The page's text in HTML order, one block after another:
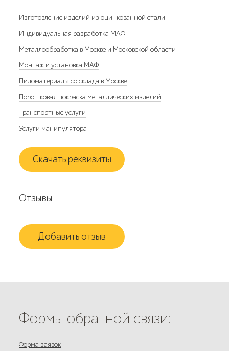
Изготовление изделий из оцинкованной стали
Индивидуальная разработка МАФ
Металлообработка в Москве и Московской области
Монтаж и установка МАФ
Пиломатериалы со склада в Москве
Порошковая покраска металлических изделий
Транспортные услуги
Услуги манипулятора
Скачать реквизиты
Отзывы
Добавить отзыв
Формы обратной связи:
Форма заявок